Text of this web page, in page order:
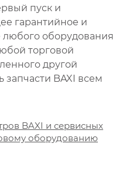
пуск и
гарантийное и
оборудования
торговой
другой
запчасти BAXI всем
BAXI и сервисных
оборудованию